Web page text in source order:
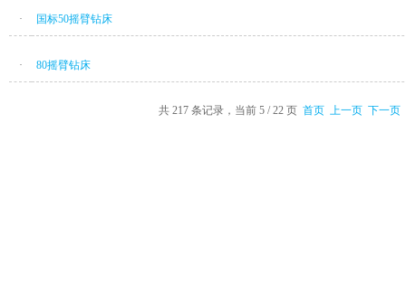
· 国标50摇臂钻床
· 80摇臂钻床
共 217 条记录，当前 5 / 22 页 首页 上一页 下一页